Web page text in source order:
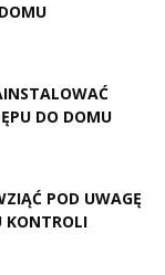
DO DOMU
POD UWAGĘ
KONTROLI